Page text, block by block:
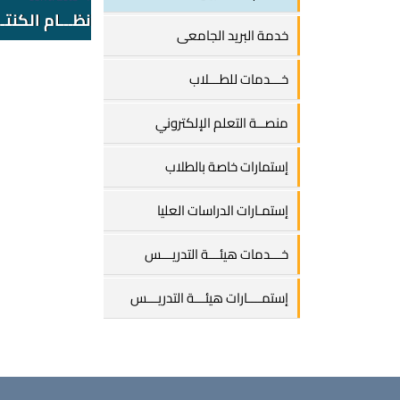
نظـــام
خدمة البريد الجامعى
خـــدمات للطـــلاب
منصــة التعلم الإلكتروني
إستمارات خاصة بالطلاب
إستمـارات الدراسات العليا
خـــدمات هيئـــة التدريـــس
إستمــــارات هيئـــة التدريـــس